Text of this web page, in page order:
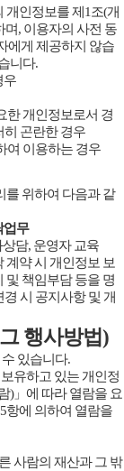
인정보를 제1조(개
며, 이용자의 사전 동
에게 제공하지 않습
니다.
우
한 개인정보로서 경
히 곤란한 경우
여 이용하는 경우
를 위하여 다음과 같
업무
담, 운영자 교육
계약 시 개인정보 보
및 책임부담 등을 명
시 공지사항 및 개
행사방법)
있습니다.
유하고 있는 개인정
)」에 따라 열람을 요
항에 의하여 열람을
사람의 재산과 그 밖